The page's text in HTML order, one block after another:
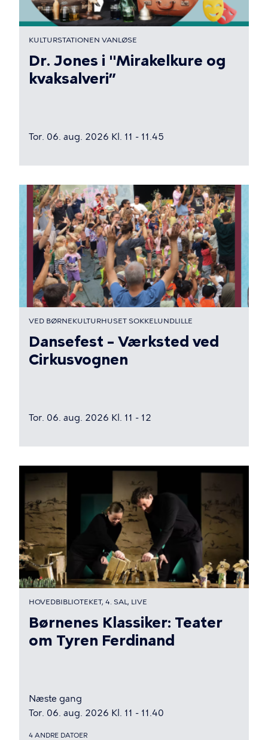
KULTURSTATIONEN VANLØSE
Dr. Jones i "Mirakelkure og
kvaksalveri”
Tor. 06. aug. 2026 Kl. 11 - 11.45
VED BØRNEKULTURHUSET SOKKELUNDLILLE
Dansefest – Værksted ved
Cirkusvognen
Tor. 06. aug. 2026 Kl. 11 - 12
HOVEDBIBLIOTEKET, 4. SAL, LIVE
Børnenes Klassiker: Teater
om Tyren Ferdinand
Næste gang
Tor. 06. aug. 2026 Kl. 11 - 11.40
4 ANDRE DATOER